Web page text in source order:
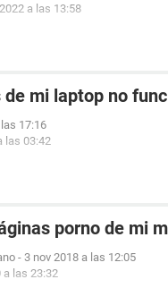
a las 13:58
mi laptop no
17:16
las 03:42
porno de mi
- 3 nov 2018 a las 12:05
a las 23:32